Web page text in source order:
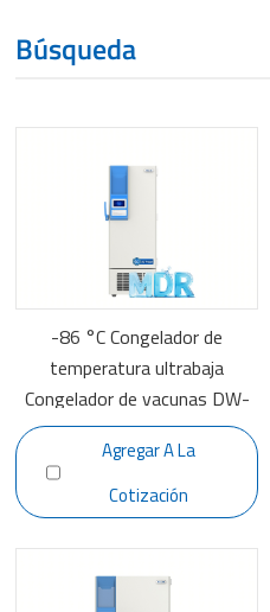
Búsqueda
-86 °C Congelador de
temperatura ultrabaja
Congelador de vacunas DW-
HL398HC
Agregar A La
Cotización